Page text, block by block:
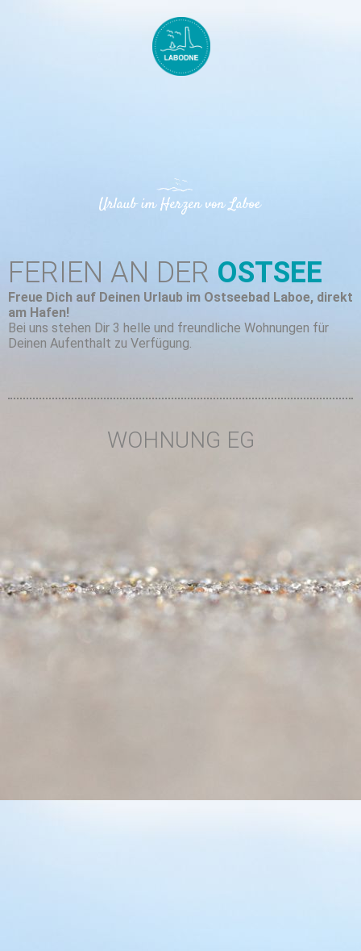
FERIEN AN DER OSTSEE
Freue Dich auf Deinen Urlaub im Ostseebad Laboe, direkt
am Hafen!
Bei uns stehen Dir 3 helle und freundliche Wohnungen für
Deinen Aufenthalt zu Verfügung.
WOHNUNG EG